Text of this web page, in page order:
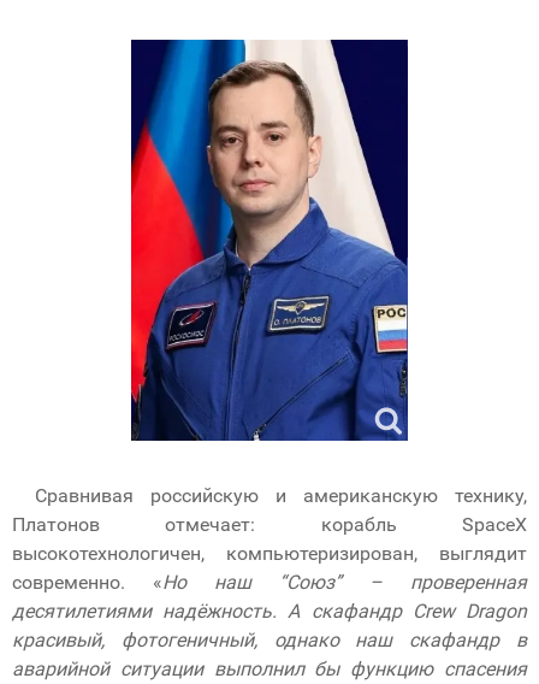
Сравнивая российскую и американскую технику,
Платонов отмечает: корабль SpaceX
высокотехнологичен, компьютеризирован, выглядит
современно. «Но наш “Союз” – проверенная
десятилетиями надёжность. А скафандр Crew Dragon
красивый, фотогеничный, однако наш скафандр в
аварийной ситуации выполнил бы функцию спасения